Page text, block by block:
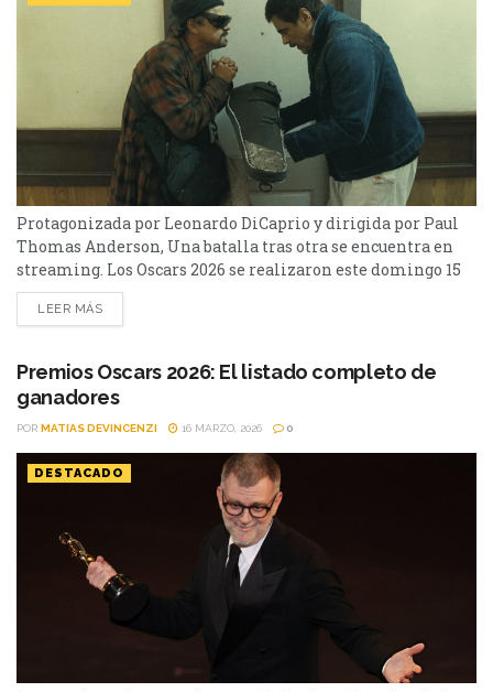
Protagonizada por Leonardo DiCaprio y dirigida por Paul
Thomas Anderson, Una batalla tras otra se encuentra en
streaming. Los Oscars 2026 se realizaron este domingo 15
de marzo y tuvo varias películas que pelearon por las
estatuillas más preciadas. Una batalla tras otra le ganó la
nominaciones, récord total para una...
LEER MÁS
Premios Oscars 2026: El listado completo de
ganadores
POR MATIAS DEVINCENZI 16 MARZO, 2026 0
DESTACADO